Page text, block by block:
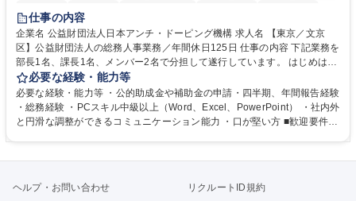
賞与あり
育休あり
食事補助あり
仕事の内容
企業名 公益財団法人日本アンチ・ドーピング機構 求人名 【東京／文京
区】公益財団法人の総務人事業務／年間休日125日 仕事の内容 下記業務を
部長1名、課長1名、メンバー2名で分担して遂行しています。 はじめは担
当者として業務を覚えていただき、ゆくゆくはリーダーやマネージャーポ
ジションとして活躍いただくことを期待しています。 【総務・人事グルー
プの業務内容】 ・人事制度関連 ・採用活動 ・教育研修の企画、実行 ・勤
怠管理 ・官公庁への各種提出 ・法定の会議運営（評議員会、理事会） ・
管理 ・福利厚生関連 ・職員からの問合せ、相談対応 ・その他日常の総務
休日125日
必要な経験・能力等
必要な経験・能力等 ・公的助成金や補助金の申請・四半期、年間報告経験
・総務経験 ・PCスキル中級以上（Word、Excel、PowerPoint） ・社内外
と円滑な調整ができるコミュニケーション能力 ・口が堅い方 ■歓迎要件
ヘルプ・お問い合わせ リクルートID規約